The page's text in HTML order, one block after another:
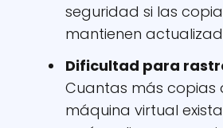
seguridad si las
mantienen
Dificultad para
Cuantas más copias
máquina virtual